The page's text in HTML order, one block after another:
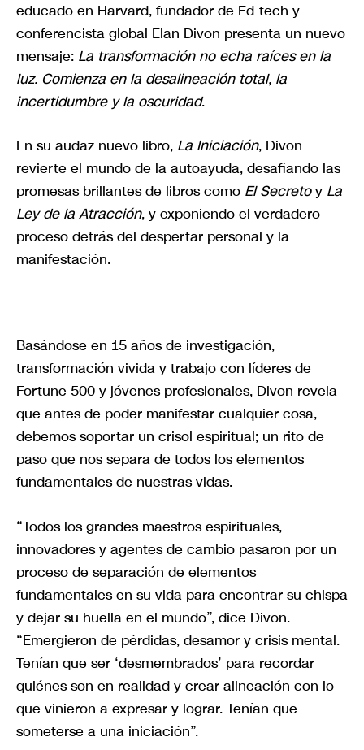
educado en Harvard, fundador de Ed-tech y
conferencista global Elan Divon presenta un nuevo
mensaje: La transformación no echa raíces en la
luz. Comienza en la desalineación total, la
incertidumbre y la oscuridad.
En su audaz nuevo libro, La Iniciación, Divon
revierte el mundo de la autoayuda, desafiando las
promesas brillantes de libros como El Secretoy La
Ley de la Atracción, y exponiendo el verdadero
proceso detrás del despertar personal y la
manifestación.
Basándose en 15 años de investigación,
transformación vivida y trabajo con líderes de
Fortune 500 y jóvenes profesionales, Divon revela
que antes de poder manifestar cualquier cosa,
debemos soportar un crisol espiritual; un rito de
paso que nos separa de todos los elementos
fundamentales de nuestras vidas.
“Todos los grandes maestros espirituales,
innovadores y agentes de cambio pasaron por un
proceso de separación de elementos
fundamentales en su vida para encontrar su chispa
y dejar su huella en el mundo”, dice Divon.
“Emergieron de pérdidas, desamor y crisis mental.
Tenían que ser ‘desmembrados’ para recordar
quiénes son en realidad y crear alineación con lo
que vinieron a expresar y lograr. Tenían que
someterse a una iniciación”.